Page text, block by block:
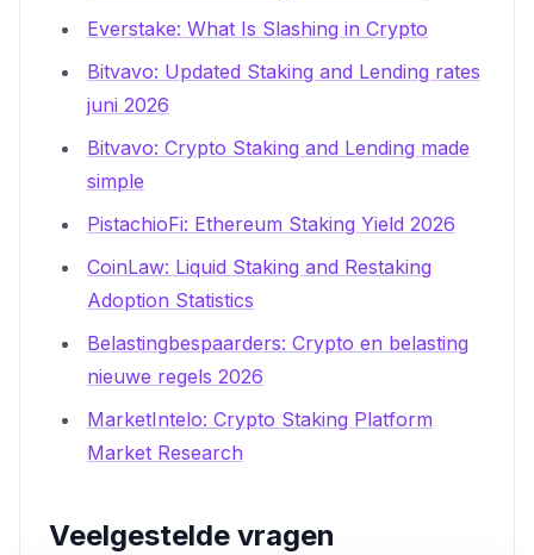
Everstake: What Is Slashing in Crypto
Bitvavo: Updated Staking and Lending rates
juni 2026
Bitvavo: Crypto Staking and Lending made
simple
PistachioFi: Ethereum Staking Yield 2026
CoinLaw: Liquid Staking and Restaking
Adoption Statistics
Belastingbespaarders: Crypto en belasting
nieuwe regels 2026
MarketIntelo: Crypto Staking Platform
Market Research
Veelgestelde vragen